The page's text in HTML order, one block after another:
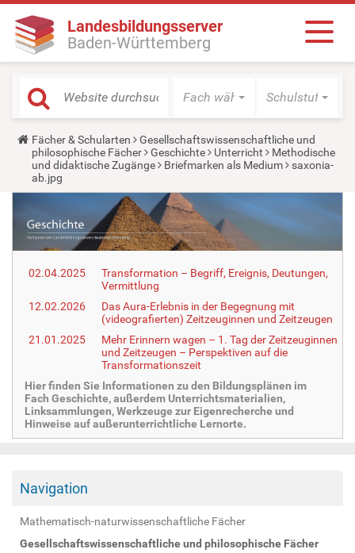
Landesbildungsserver
Baden-Württemberg
Fach wählen Schulstufe
Y
o
u
a
r
e
r
e
Fächer & Schularten
Gesellschaftswissenschaftliche und
philosophische Fächer
Geschichte Unterricht
Methodische
und didaktische Zugänge
Briefmarken als Medium
saxonia-
ab.jpg
02.04.2025
Transformation – Begriff, Ereignis, Deutungen,
Vermittlung
12.02.2026
Das Aura-Erlebnis in der Begegnung mit
(videografierten) Zeitzeuginnen und Zeitzeugen
21.01.2025
Mehr Erinnern wagen – 1. Tag der Zeitzeuginnen
und Zeitzeugen – Perspektiven auf die
Transformationszeit
Hier finden Sie Informationen zu den Bildungsplänen im
Fach Geschichte, außerdem Unterrichtsmaterialien,
Linksammlungen, Werkzeuge zur Eigenrecherche und
Hinweise auf außerunterrichtliche Lernorte.
Navigation
Mathematisch-naturwissenschaftliche Fächer
Gesellschaftswissenschaftliche und philosophische Fächer